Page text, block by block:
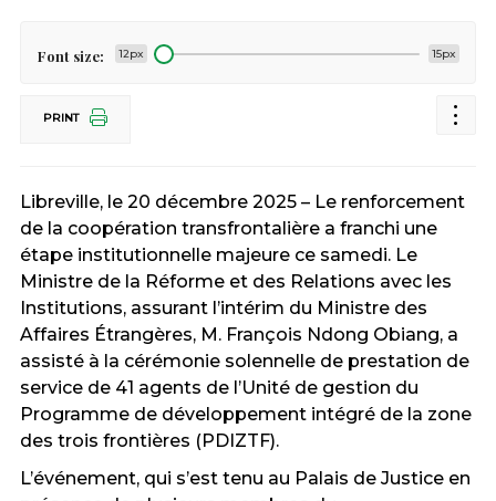
Font size: 12px 15px
PRINT
Libreville, le 20 décembre 2025 – Le renforcement
de la coopération transfrontalière a franchi une
étape institutionnelle majeure ce samedi. Le
Ministre de la Réforme et des Relations avec les
Institutions, assurant l’intérim du Ministre des
Affaires Étrangères, M. François Ndong Obiang, a
assisté à la cérémonie solennelle de prestation de
service de 41 agents de l’Unité de gestion du
Programme de développement intégré de la zone
des trois frontières (PDIZTF).
L’événement, qui s’est tenu au Palais de Justice en